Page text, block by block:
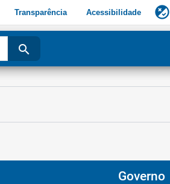
Transparência Acessibilidade flaky
search
Governo